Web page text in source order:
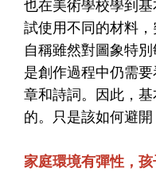
也在美術學校學到
試使用不同的材料
自稱雖然對圖象特
是創作過程中仍需
章和詩詞。因此，
的。只是該如何避
家庭環境有彈性，